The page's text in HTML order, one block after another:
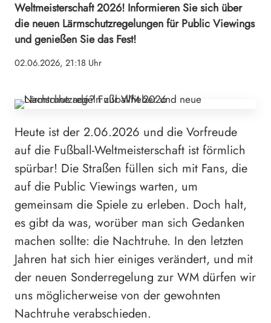
Weltmeisterschaft 2026! Informieren Sie sich über
die neuen Lärmschutzregelungen für Public Viewings
und genießen Sie das Fest!
02.06.2026, 21:18 Uhr
Heute ist der 2.06.2026 und die Vorfreude
auf die Fußball-Weltmeisterschaft ist förmlich
spürbar! Die Straßen füllen sich mit Fans, die
auf die Public Viewings warten, um
gemeinsam die Spiele zu erleben. Doch halt,
es gibt da was, worüber man sich Gedanken
machen sollte: die Nachtruhe. In den letzten
Jahren hat sich hier einiges verändert, und mit
der neuen Sonderregelung zur WM dürfen wir
uns möglicherweise von der gewohnten
Nachtruhe verabschieden.